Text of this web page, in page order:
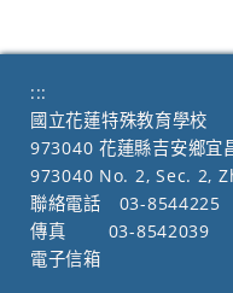
:::
國立花蓮特殊教育學校
973040 花蓮縣吉安鄉宜
973040 No. 2, Sec. 2,
聯絡電話
03-8544225
傳真
03-8542039
電子信箱